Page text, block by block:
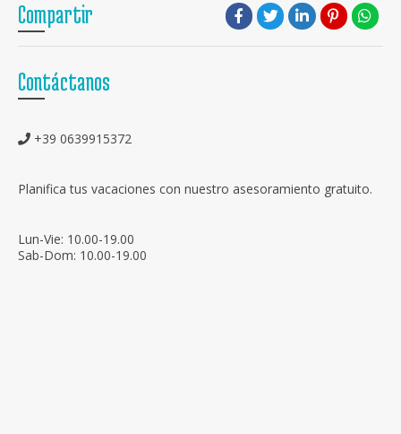
Compartir
Contáctanos
+39 0639915372
Planifica tus vacaciones con nuestro asesoramiento gratuito.
Lun-Vie: 10.00-19.00
Sab-Dom: 10.00-19.00